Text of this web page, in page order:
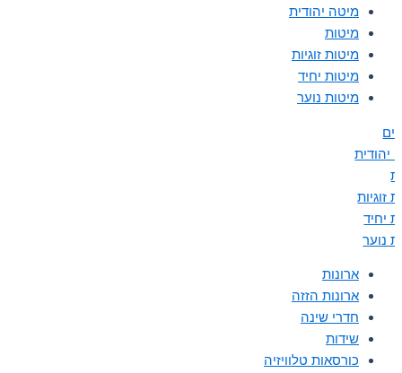
מיטה יהודית
מיטות
מיטות זוגיות
מיטות יחיד
מיטות נוער
יהודית
זוגיות
יחיד
נוער
ארונות
ארונות הזזה
חדרי שינה
שידות
כורסאות טלוויזיה